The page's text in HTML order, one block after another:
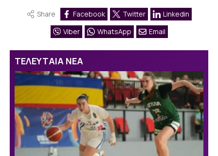
Share Facebook Twitter
Linkedin
Viber
WhatsApp Email
ΤΕΛΕΥΤΑΙΑ ΝΕΑ